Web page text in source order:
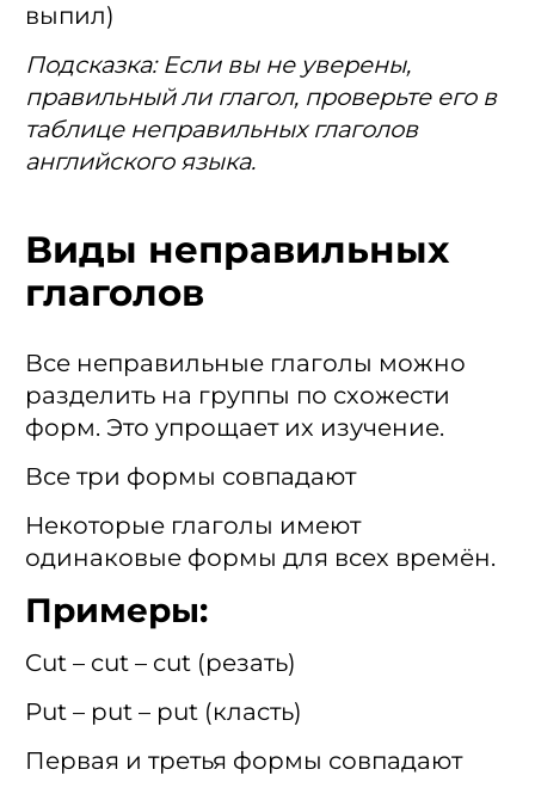
выпил)
Подсказка: Если вы не уверены,
правильный ли глагол, проверьте его в
таблице неправильных глаголов
английского языка.
Виды неправильных
глаголов
Все неправильные глаголы можно
разделить на группы по схожести
форм. Это упрощает их изучение.
Все три формы совпадают
Некоторые глаголы имеют
одинаковые формы для всех времён.
Примеры:
Cut – cut – cut (резать)
Put – put – put (класть)
Первая и третья формы совпадают